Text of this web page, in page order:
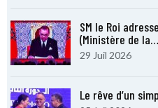
SM le Roi
(Ministère de la…
29 Juil 2026
Le rêve d’un